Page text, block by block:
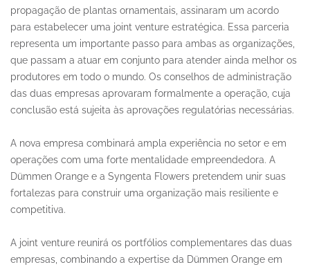
propagação de plantas ornamentais, assinaram um acordo
para estabelecer uma joint venture estratégica. Essa parceria
representa um importante passo para ambas as organizações,
que passam a atuar em conjunto para atender ainda melhor os
produtores em todo o mundo. Os conselhos de administração
das duas empresas aprovaram formalmente a operação, cuja
conclusão está sujeita às aprovações regulatórias necessárias.
A nova empresa combinará ampla experiência no setor e em
operações com uma forte mentalidade empreendedora. A
Dümmen Orange e a Syngenta Flowers pretendem unir suas
fortalezas para construir uma organização mais resiliente e
competitiva.
A joint venture reunirá os portfólios complementares das duas
empresas, combinando a expertise da Dümmen Orange em